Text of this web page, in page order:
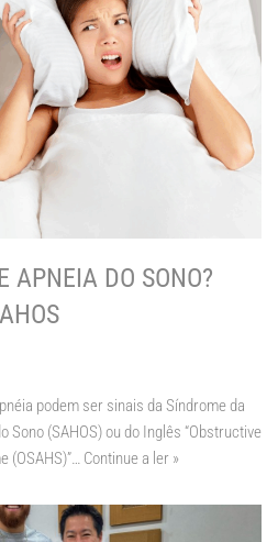
APNEIA DO SONO?
podem ser sinais da Síndrome da
Sono (SAHOS) ou do Inglês “Obstructive
(OSAHS)”… Continue a ler »